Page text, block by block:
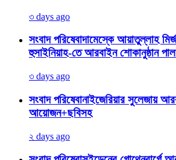
৩ days ago
সংবাদ পরিষেবাদামেস্কে আয়াতুল্লাহ
হুসাইনিয়াহ-তে আরবাইন শোকানুষ্ঠান
৩ days ago
সংবাদ পরিষেবানাইজেরিয়ার সুলেজায়
আয়োজন+ছবিসহ
২ days ago